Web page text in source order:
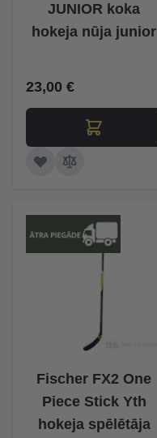
JUNIOR koka
hokeja nūja junior
23,00 €
Fischer FX2 One
Piece Stick Yth
hokeja spēlētāja